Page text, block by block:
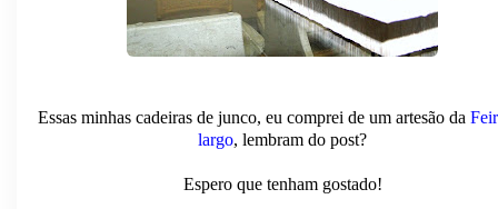
Essas minhas cadeiras de junco, eu comprei de um artesão da
largo, lembram do post?
Espero que tenham gostado!